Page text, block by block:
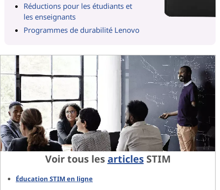
Réductions pour les étudiants et
les enseignants
Programmes de durabilité Lenovo
Voir tous lesarticlesSTIM
Éducation STIM en ligne